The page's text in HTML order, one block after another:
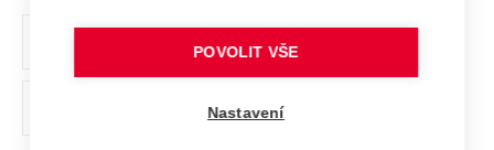
Ochrana osobních údajů
odkaz)
POVOLIT VŠE
Nastavení